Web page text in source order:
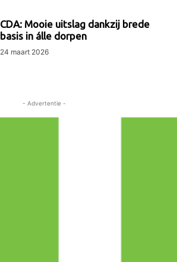
CDA: Mooie uitslag dankzij brede
basis in álle dorpen
24 maart 2026
- Advertentie -